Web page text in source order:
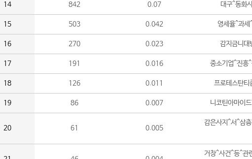
14 842 0.07 대구^동화
15 503 0.042 영세율^과세
16 270 0.023 감지금니대
17 191 0.016 중소기업^진흥
18 126 0.011 프로테스탄티
19 86 0.007 니코틴아마이
20 61 0.005
감은사지^서^삼
거창^사건^등^관